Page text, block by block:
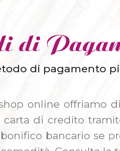
PRESEPIO
PASTORI
RE MAGI
di
di pagamento
online offriamo
carta di credito
bancario se